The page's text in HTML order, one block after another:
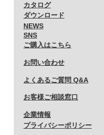
カタログ
ダウンロード
NEWS
SNS
ご購入はこちら
お問い合わせ
よくあるご質問 Q&A
お客様ご相談窓口
企業情報
プライバシーポリシー